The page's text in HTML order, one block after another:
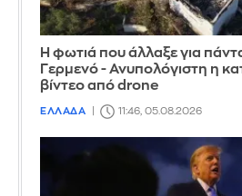
Η φωτιά που άλλαξε για
Γερμενό - Ανυπολόγιστη η
βίντεο από drone
ΕΛΛΑΔΑ 11:46, 05.08.2026